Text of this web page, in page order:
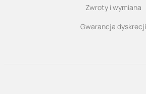
Zwroty i wymiana
Gwarancja dyskrecji